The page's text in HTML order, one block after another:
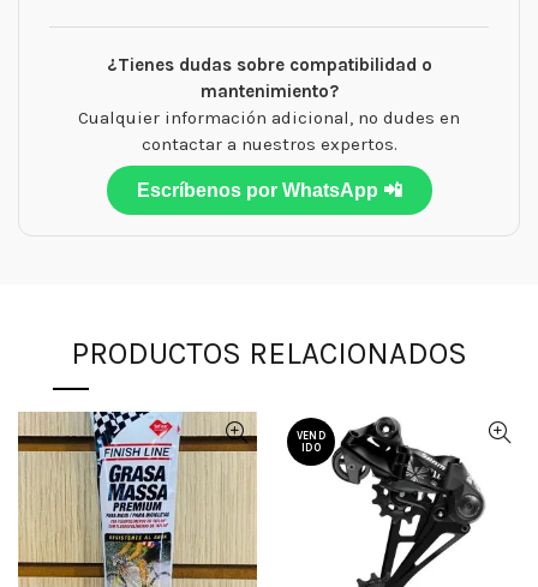
¿Tienes dudas sobre compatibilidad o
mantenimiento?
Cualquier información adicional, no dudes en
contactar a nuestros expertos.
Escríbenos por WhatsApp 📲
PRODUCTOS RELACIONADOS
VEND
IDO